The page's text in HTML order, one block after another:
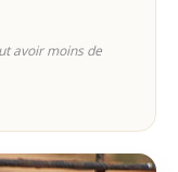
avoir moins de